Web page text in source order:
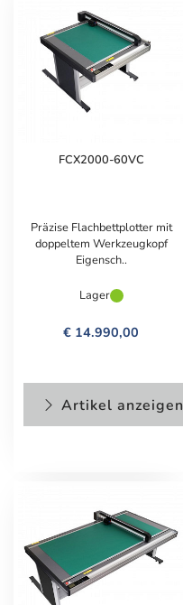
FCX2000-60VC
Präzise Flachbettplotter mit
doppeltem Werkzeugkopf
Eigensch..
Lager
€ 14.990,00
Artikel anzeigen